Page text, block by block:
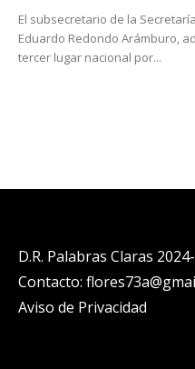
El subsecretario de la
Eduardo Redondo Arámburo,
tercer lugar nacional por...
D.R. Palabras Claras
Contacto:
Aviso de Privacidad